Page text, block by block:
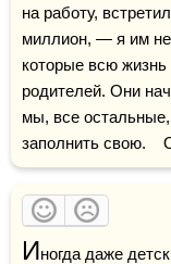
на работу,
миллион, — я им
которые всю жизнь
родителей. Они
мы, все
заполнить свою.
Иногда даже